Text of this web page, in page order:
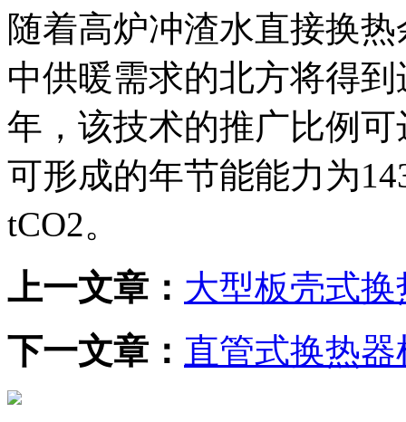
随着高炉冲渣水直接换
中供暖需求的北方将得
年，该技术的推广比例
可形成的年节能能力为
tCO2。
上一文章： 大型板壳式
下一文章： 直管式换热